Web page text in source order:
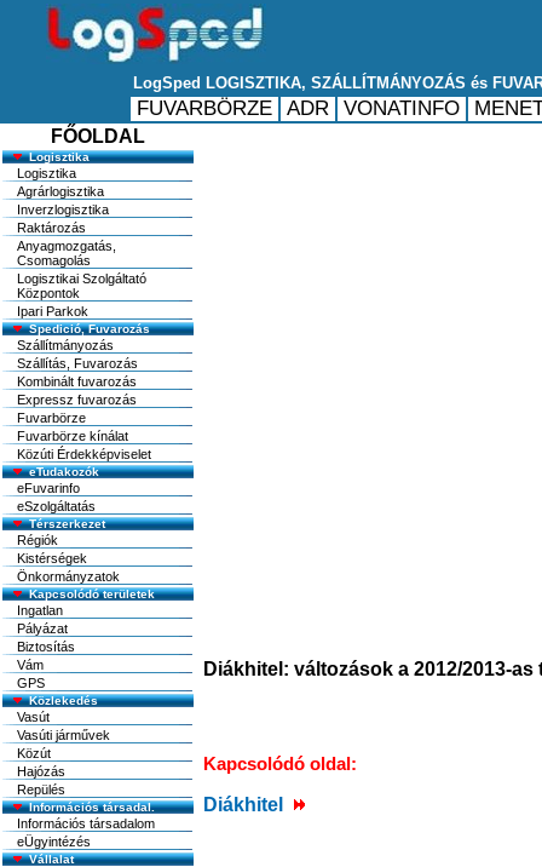
FŐOLDAL
Logisztika
Logisztika
Agrárlogisztika
Inverzlogisztika
Raktározás
Anyagmozgatás,
Csomagolás
Logisztikai Szolgáltató
Központok
Ipari Parkok
Spedició, Fuvarozás
Szállítmányozás
Szállítás, Fuvarozás
Kombinált fuvarozás
Expressz fuvarozás
Fuvarbörze
Fuvarbörze kínálat
Közúti Érdekképviselet
eTudakozók
eFuvarinfo
eSzolgáltatás
Térszerkezet
Régiók
Kistérségek
Önkormányzatok
Kapcsolódó területek
Ingatlan
Pályázat
Biztosítás
Vám
GPS
Közlekedés
Vasút
Vasúti járművek
Közút
Hajózás
Repülés
Információs társadal.
Információs társadalom
eÜgyintézés
Vállalat
Diákhitel: változások a 2012/2013-as
Kapcsolódó oldal:
Diákhitel